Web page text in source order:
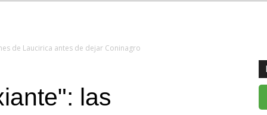
de Laucirica antes de dejar Coninagro
las